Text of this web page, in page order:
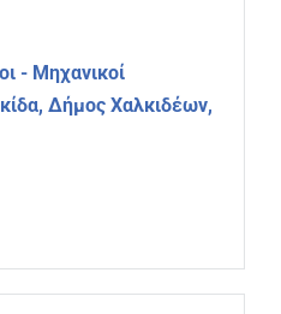
- Μηχανικοί
Δήμος Χαλκιδέων,